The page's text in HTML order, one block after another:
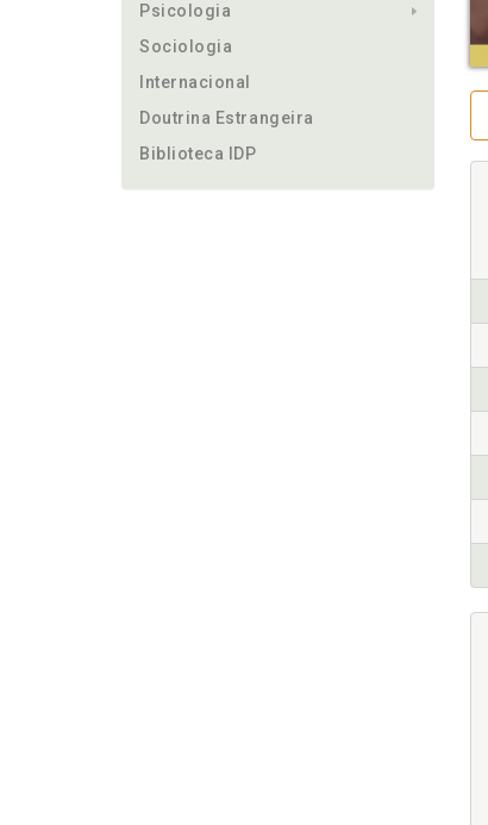
Psicologia
Sociologia
Internacional
Doutrina Estrangeira
Biblioteca IDP